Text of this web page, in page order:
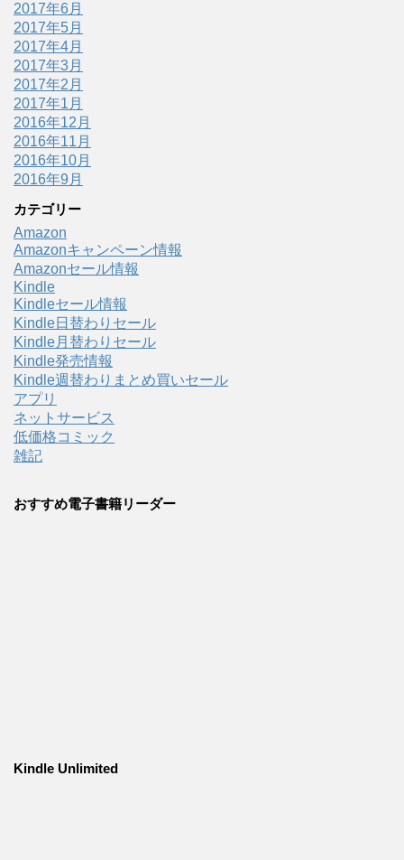
2017年6月
2017年5月
2017年4月
2017年3月
2017年2月
2017年1月
2016年12月
2016年11月
2016年10月
2016年9月
カテゴリー
Amazon
Amazonキャンペーン情報
Amazonセール情報
Kindle
Kindleセール情報
Kindle日替わりセール
Kindle月替わりセール
Kindle発売情報
Kindle週替わりまとめ買いセール
アプリ
ネットサービス
低価格コミック
雑記
おすすめ電子書籍リーダー
Kindle Unlimited